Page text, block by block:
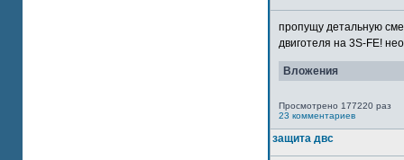
пропущу детальную
двиготеля на 3S-FE!
Вложения
Просмотрено 177220 раз
23 комментариев
защита двс